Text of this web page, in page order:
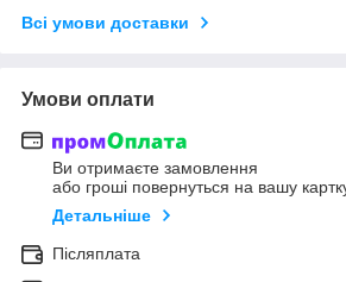
Всі умови доставки
Умови оплати
Ви отримаєте замовлення
або гроші повернуться на вашу
Детальніше
Післяплата